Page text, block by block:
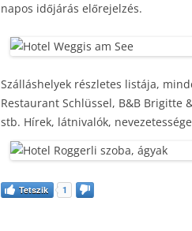
napos időjárás előrejelzés.
Szálláshelyek részletes listája,
Restaurant Schlüssel, B&B Brigitte
stb. Hírek, látnivalók,
Tetszik 1